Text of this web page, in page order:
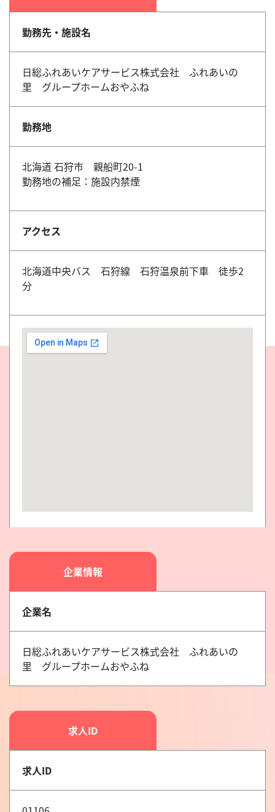
勤務先・施設名
日総ふれあいケアサービス株式会社 ふれあいの
里 グループホームおやふね
勤務地
北海道 石狩市 親船町20-1
勤務地の補足：施設内禁煙
アクセス
北海道中央バス 石狩線 石狩温泉前下車 徒歩2
分
企業情報
企業名
日総ふれあいケアサービス株式会社 ふれあいの
里 グループホームおやふね
求人ID
求人ID